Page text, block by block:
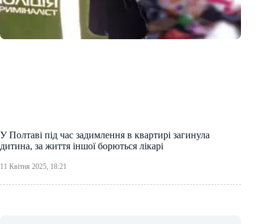
У Полтаві під час задимлення в квартирі загинула
дитина, за життя іншої борються лікарі
11 Квітня 2025, 18:21